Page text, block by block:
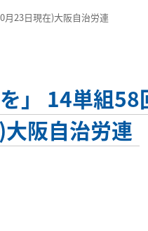
月23日現在)大阪自治労連
」 14単組58
阪自治労連